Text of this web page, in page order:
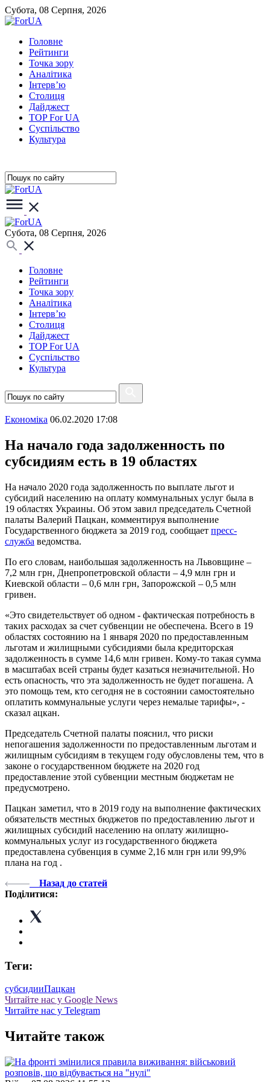
Субота, 08 Серпня, 2026
Головне
Рейтинги
Точка зору
Аналітика
Інтерв’ю
Столиця
Дайджест
TOP For UA
Суспiльство
Культура
Субота, 08 Серпня, 2026
Головне
Рейтинги
Точка зору
Аналітика
Інтерв’ю
Столиця
Дайджест
TOP For UA
Суспiльство
Культура
Економіка 06.02.2020 17:08
На начало года задолженность по
субсидиям есть в 19 областях
На начало 2020 года задолженность по выплате льгот и
субсидий населению на оплату коммунальных услуг была в
19 областях Украины. Об этом завил председатель Счетной
палаты Валерий Пацкан, комментируя выполнение
Государственного бюджета за 2019 год, сообщает пресс-
служба ведомства.
По его словам, наибольшая задолженность на Львовщине –
7,2 млн грн, Днепропетровской области – 4,9 млн грн и
Киевской области – 0,6 млн грн, Запорожской – 0,5 млн
гривен.
«Это свидетельствует об одном - фактическая потребность в
таких расходах за счет субвенции не обеспечена. Всего в 19
областях состоянию на 1 января 2020 по предоставленным
льготам и жилищными субсидиями была кредиторская
задолженность в сумме 14,6 млн гривен. Кому-то такая сумма
в масштабах всей страны будет казаться незначительной. Но
есть опасность, что эта задолженность не будет погашена. А
это помощь тем, кто сегодня не в состоянии самостоятельно
оплатить коммунальные услуги через немалые тарифы», -
сказал ацкан.
Председатель Счетной палаты пояснил, что риски
непогашения задолженности по предоставленным льготам и
жилищным субсидиям в текущем году обусловлены тем, что в
законе о государственном бюджете на 2020 год
предоставление этой субвенции местным бюджетам не
предусмотрено.
Пацкан заметил, что в 2019 году на выполнение фактических
обязательств местных бюджетов по предоставлению льгот и
жилищных субсидий населению на оплату жилищно-
коммунальных услуг из государственного бюджета
предоставлена ​​субвенция в сумме 2,16 млн грн или 99,9%
плана на год .
Назад до статей
Поділитися:
Теги:
субсидииПацкан
Читайте нас у Google News
Читайте нас у Telegram
Читайте також